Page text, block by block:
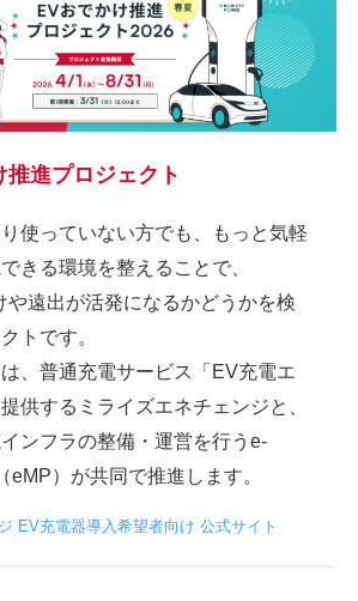
推進プロジェクト
使っていない方でも、もっと気軽
きる環境を整えることで、
や遠出が活発になるかどうかを検
トです。
、普通充電サービス「EV充電エ
供するミライズエネチェンジと、
ンフラの整備・運営を行うe-
eMP）が共同で推進します。
EV充電器導入希望者向け 公式サイト